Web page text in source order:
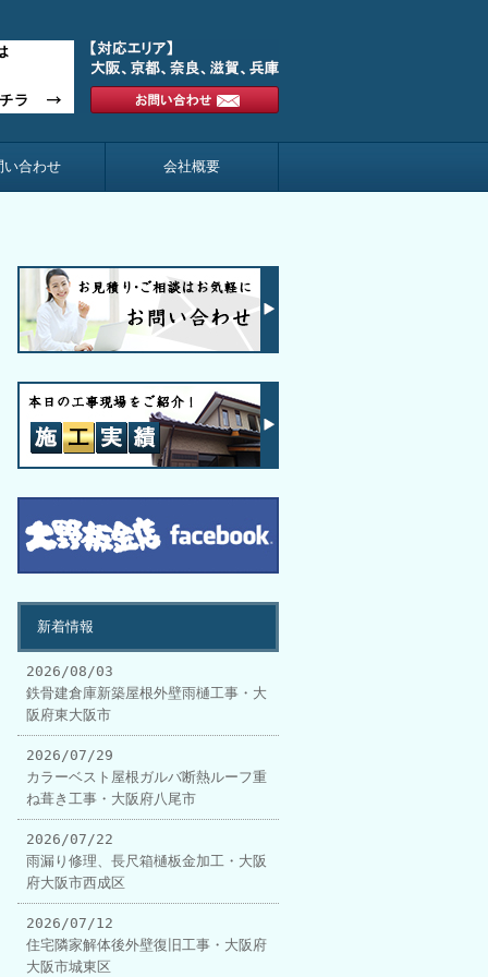
い合わせ 会社概要
新着情報
2026/08/03
鉄骨建倉庫新築屋根外壁雨樋工事・大
阪府東大阪市
2026/07/29
カラーベスト屋根ガルバ断熱ルーフ重
ね葺き工事・大阪府八尾市
2026/07/22
雨漏り修理、長尺箱樋板金加工・大阪
府大阪市西成区
2026/07/12
住宅隣家解体後外壁復旧工事・大阪府
大阪市城東区